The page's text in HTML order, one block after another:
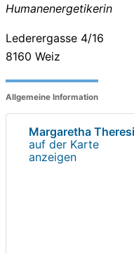
Humanenergetikerin
Lederergasse 4/16
8160 Weiz
Allgemeine Information
Margaretha
auf der Karte
anzeigen